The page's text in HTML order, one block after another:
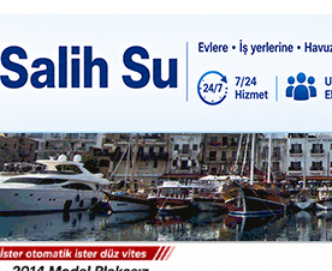
9:30 SON DAKİKA
13:42 BEROVA: HAYAT
20:30 Cumhurbaşkanı